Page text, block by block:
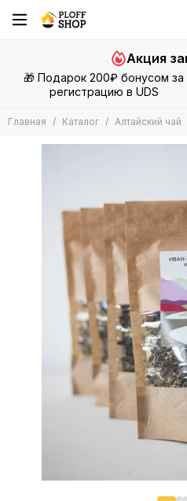
Алтайский чай
Алтайский чай в подарочной
Алтайский чай в крафтовом
🎁 Подарок 200₽ бонусом за
регистрацию в UDS
Акция
Главная Каталог Алтайский чай